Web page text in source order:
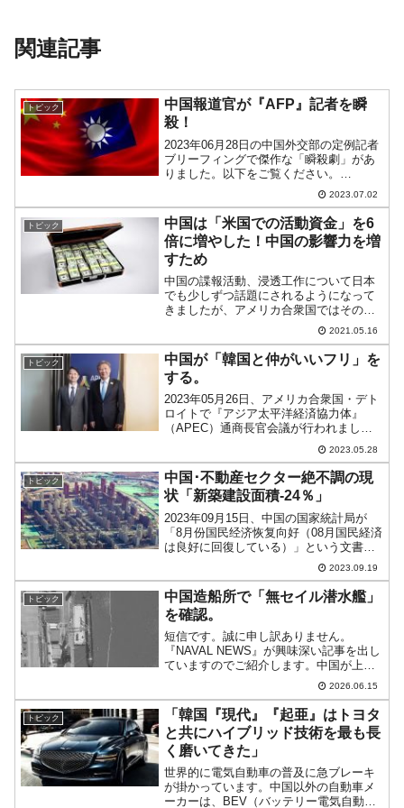
関連記事
トピック
中国報道官が『AFP』記者を瞬
殺！
2023年06月28日の中国外交部の定例記者
ブリーフィングで傑作な「瞬殺劇」があ
りました。以下をご覧ください。
『AFP』記者：台湾当局がこのほど、台
北で開催される博覧会への中国9省の関係
者の参加を拒否したと報じられていま
す。 中国の反応は？...
2023.07.02
トピック
中国は「米国での活動資金」を6
倍に増やした！中国の影響力を増
すため
中国の諜報活動、浸透工作について日本
でも少しずつ話題にされるようになって
きましたが、アメリカ合衆国ではその解
明、追究が官民問わず行われています。
『Centre for ResponsivePolitics』が独自
に調査を行った非常に興味深い...
2021.05.16
トピック
中国が「韓国と仲がいいフリ」を
する。
2023年05月26日、アメリカ合衆国・デト
ロイトで『アジア太平洋経済協力体』
（APEC）通商長官会議が行われまし
た。先に米中、商務部担当のTop同士、直
接対決が行われたのをご紹介しました
が、中国と韓国でも直接対決がありまし
た。ただし、To...
2023.05.28
トピック
中国･不動産セクター絶不調の現
状「新築建設面積-24％」
2023年09月15日、中国の国家統計局が
「8月份国民经济恢复向好（08月国民経済
は良好に回復している）」という文書を
公表したのですが、面白いデータがあり
ます。不動産セクターについての部分で
す。中国経済は、①不動産セクター②輸
出③内需（消費...
2023.09.19
トピック
中国造船所で「無セイル潜水艦」
を確認。
短信です。誠に申し訳ありません。
『NAVAL NEWS』が興味深い記事を出し
ていますのでご紹介します。中国が上海
の江南造船所所（JN Shipyard）で環境が
ないと見られる新型の潜水艦を建造して
いると報じています。「ない」という
か、正確に...
2026.06.15
トピック
「韓国『現代』『起亜』はトヨタ
と共にハイブリッド技術を最も長
く磨いてきた」
世界的に電気自動車の普及に急ブレーキ
が掛かっています。中国以外の自動車メ
ーカーは、BEV（バッテリー電気自動